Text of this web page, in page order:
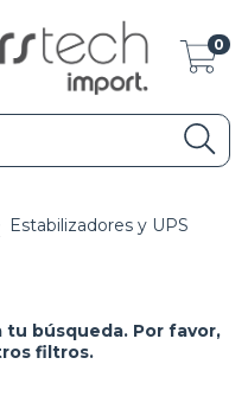
0
Estabilizadores y UPS
búsqueda. Por favor,
filtros.